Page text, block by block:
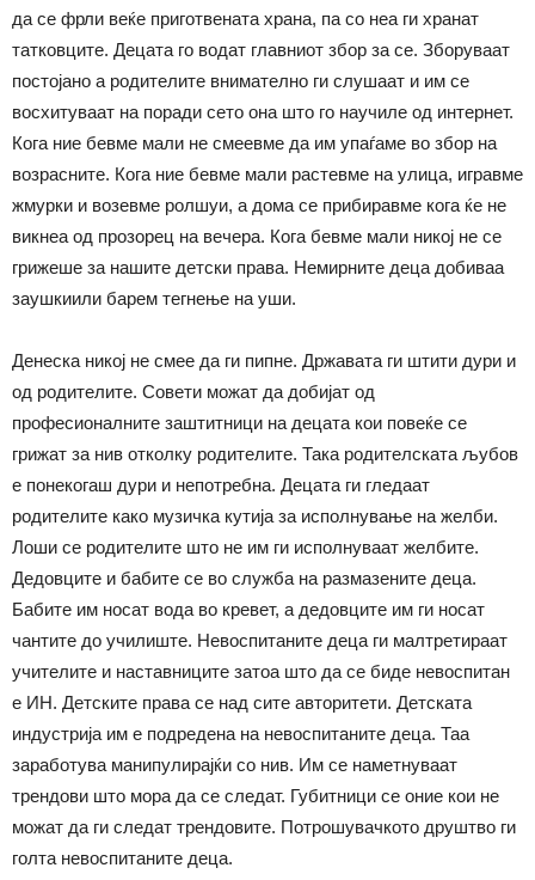
да се фрли веќе приготвената храна, па со неа ги хранат
татковците. Децата го водат главниот збор за се. Зборуваат
постојано а родителите внимателно ги слушаат и им се
восхитуваат на поради сето она што го научиле од интернет.
Кога ние бевме мали не смеевме да им упаѓаме во збор на
возрасните. Кога ние бевме мали растевме на улица, игравме
жмурки и возевме ролшуи, а дома се прибиравме кога ќе не
викнеа од прозорец на вечера. Кога бевме мали никој не се
грижеше за нашите детски права. Немирните деца добиваа
заушкиили барем тегнење на уши.
Денеска никој не смее да ги пипне. Државата ги штити дури и
од родителите. Совети можат да добијат од
професионалните заштитници на децата кои повеќе се
грижат за нив отколку родителите. Така родителската љубов
е понекогаш дури и непотребна. Децата ги гледаат
родителите како музичка кутија за исполнување на желби.
Лоши се родителите што не им ги исполнуваат желбите.
Дедовците и бабите се во служба на размазените деца.
Бабите им носат вода во кревет, а дедовците им ги носат
чантите до училиште. Невоспитаните деца ги малтретираат
учителите и наставниците затоа што да се биде невоспитан
е ИН. Детските права се над сите авторитети. Детската
индустрија им е подредена на невоспитаните деца. Таа
заработува манипулирајќи со нив. Им се наметнуваат
трендови што мора да се следат. Губитници се оние кои не
можат да ги следат трендовите. Потрошувачкото друштво ги
голта невоспитаните деца.